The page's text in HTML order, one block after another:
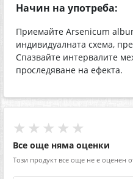
Начин на употреба:
Приемайте Arsenicum
индивидуалната схема,
Спазвайте интервалите
проследяване на ефекта.
★★★★★
Все още няма оценки
Този продукт все още не е оценен